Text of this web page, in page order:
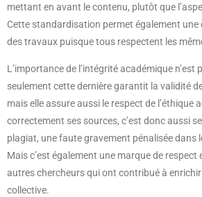
mettant en avant le contenu, plutôt que
Cette standardisation permet également
des travaux puisque tous respectent les
L’importance de l’intégrité académique n’est
seulement cette dernière garantit la validité
mais elle assure aussi le respect de l’éthique
correctement ses sources, c’est donc aussi
plagiat, une faute gravement pénalisée dans
Mais c’est également une marque de respect
autres chercheurs qui ont contribué à
collective.